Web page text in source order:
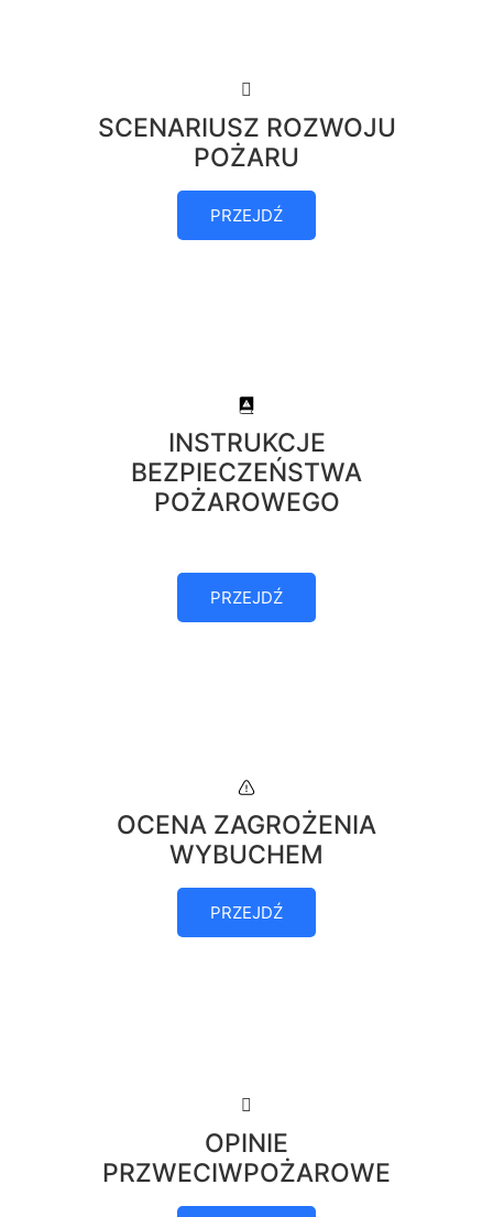
SCENARIUSZ ROZWOJU
POŻARU
PRZEJDŹ
INSTRUKCJE
BEZPIECZEŃSTWA
POŻAROWEGO
PRZEJDŹ
OCENA ZAGROŻENIA
WYBUCHEM
PRZEJDŹ
OPINIE
PRZWECIWPOŻAROWE